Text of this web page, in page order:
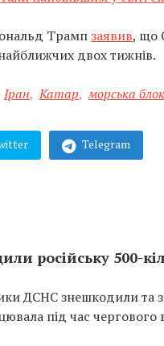
Трампзаявив, що
двох тижнів.
Іран, Катар, морська
Telegram
російську 500-
ДСНС знешкодили та
під час чергового